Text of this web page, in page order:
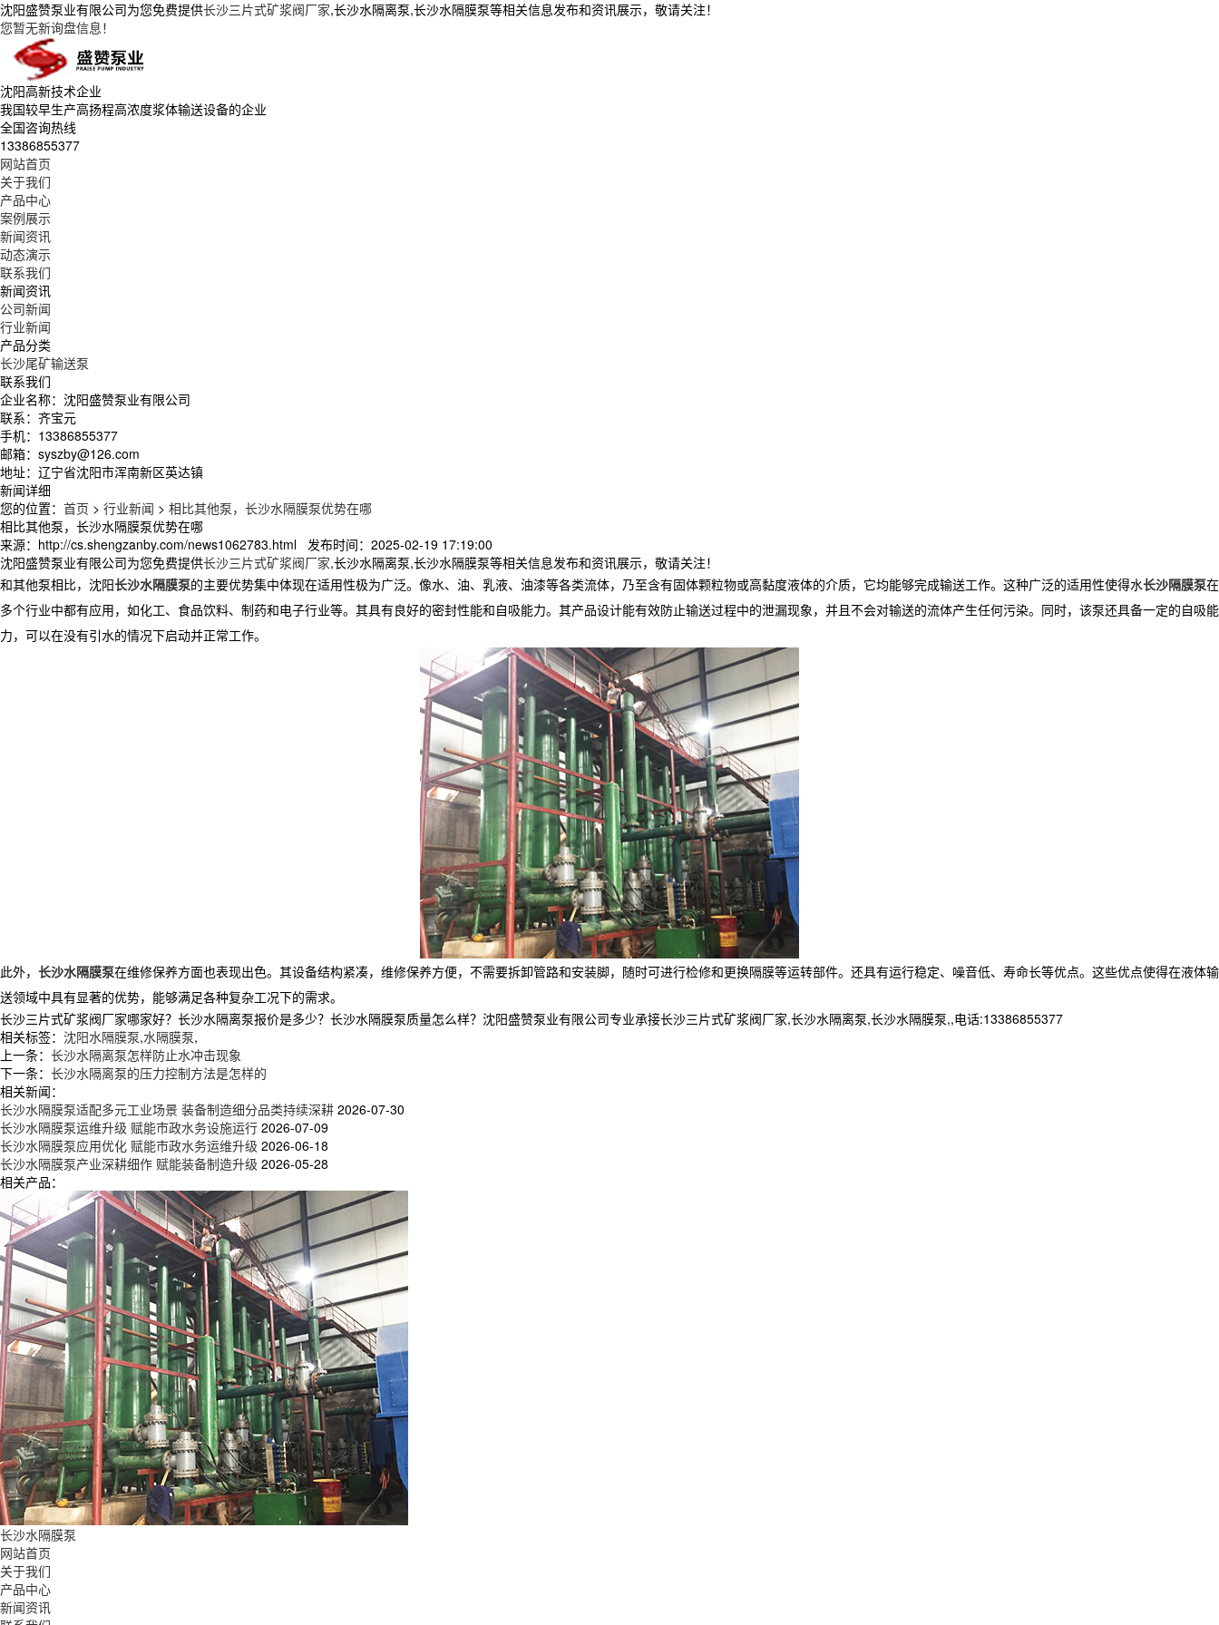
沈阳盛赞泵业有限公司为您免费提供长沙三片式矿浆阀厂家,长沙水隔离泵,长沙水隔膜泵等相关信息发布和资讯展示，敬请关注！
您暂无新询盘信息！
沈阳高新技术企业
我国较早生产高扬程高浓度浆体输送设备的企业
全国咨询热线
13386855377
网站首页
关于我们
产品中心
案例展示
新闻资讯
动态演示
联系我们
新闻资讯
公司新闻
行业新闻
产品分类
长沙尾矿输送泵
联系我们
企业名称：沈阳盛赞泵业有限公司
联系：齐宝元
手机：13386855377
邮箱：syszby@126.com
地址：辽宁省沈阳市浑南新区英达镇
新闻详细
您的位置： 首页 > 行业新闻 > 相比其他泵，长沙水隔膜泵优势在哪
相比其他泵，长沙水隔膜泵优势在哪
来源：http://cs.shengzanby.com/news1062783.html 发布时间：2025-02-19 17:19:00
沈阳盛赞泵业有限公司为您免费提供长沙三片式矿浆阀厂家,长沙水隔离泵,长沙水隔膜泵等相关信息发布和资讯展示，敬请关注！
和其他泵相比， 沈阳长沙水隔膜泵的主要优势集中体现在适用性极为广泛。像水、油、乳液、油漆等各类流体，乃至含有固体颗粒物或高黏度液体的介质，它均能够完成输送工作。这种广泛的适用性使得水长沙隔膜泵在
多个行业中都有应用，如化工、食品饮料、制药和电子行业等。其具有良好的密封性能和自吸能力。其产品设计能有效防止输送过程中的泄漏现象，并且不会对输送的流体产生任何污染。同时，该泵还具备一定的自吸能
力，可以在没有引水的情况下启动并正常工作。
此外， 长沙水隔膜泵在维修保养方面也表现出色。其设备结构紧凑，维修保养方便，不需要拆卸管路和安装脚，随时可进行检修和更换隔膜等运转部件。还具有运行稳定、噪音低、寿命长等优点。这些优点使得在液体输
送领域中具有显著的优势，能够满足各种复杂工况下的需求。
长沙三片式矿浆阀厂家哪家好？长沙水隔离泵报价是多少？长沙水隔膜泵质量怎么样？沈阳盛赞泵业有限公司专业承接长沙三片式矿浆阀厂家,长沙水隔离泵,长沙水隔膜泵,,电话:13386855377
相关标签： 沈阳水隔膜泵,水隔膜泵,
上一条： 长沙水隔离泵怎样防止水冲击现象
下一条： 长沙水隔离泵的压力控制方法是怎样的
相关新闻：
长沙水隔膜泵适配多元工业场景 装备制造细分品类持续深耕 2026-07-30
长沙水隔膜泵运维升级 赋能市政水务设施运行 2026-07-09
长沙水隔膜泵应用优化 赋能市政水务运维升级 2026-06-18
长沙水隔膜泵产业深耕细作 赋能装备制造升级 2026-05-28
相关产品：
长沙水隔膜泵
网站首页
关于我们
产品中心
新闻资讯